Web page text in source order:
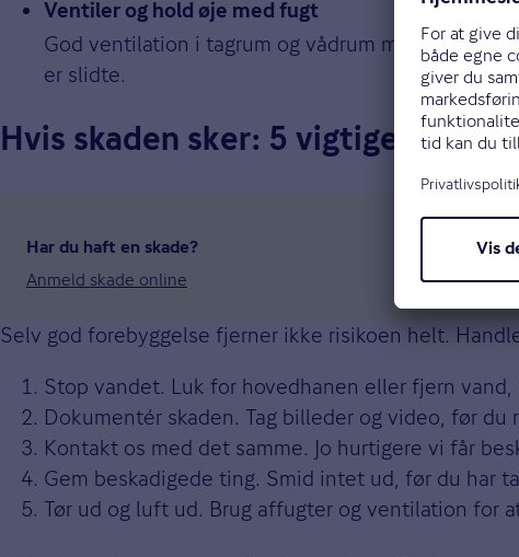
Ventiler og hold øje med fugt
God ventilation i tagrum og vådrum mindsker
er slidte.
Hvis skaden sker: 5 vigtige trin
Har du haft en skade?
Anmeld skade online
Selv god forebyggelse fjerner ikke risikoen helt.
Stop vandet. Luk for hovedhanen eller fjern
Dokumentér skaden. Tag billeder og video, før du
Kontakt os med det samme. Jo hurtigere vi får
Gem beskadigede ting. Smid intet ud, før du har
Tør ud og luft ud. Brug affugter og ventilation for